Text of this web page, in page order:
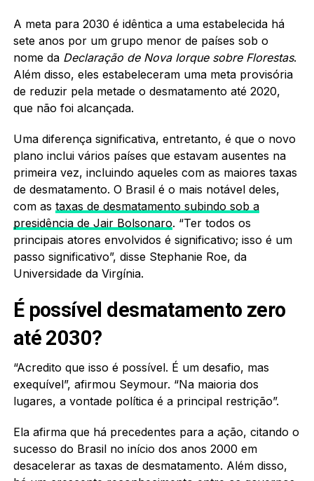
A meta para 2030 é idêntica a uma estabelecida há
sete anos por um grupo menor de países sob o
nome da Declaração de Nova Iorque sobre Florestas.
Além disso, eles estabeleceram uma meta provisória
de reduzir pela metade o desmatamento até 2020,
que não foi alcançada.
Uma diferença significativa, entretanto, é que o novo
plano inclui vários países que estavam ausentes na
primeira vez, incluindo aqueles com as maiores taxas
de desmatamento. O Brasil é o mais notável deles,
com as taxas de desmatamento subindo sob a
presidência de Jair Bolsonaro. “Ter todos os
principais atores envolvidos é significativo; isso é um
passo significativo”, disse Stephanie Roe, da
Universidade da Virgínia.
É possível desmatamento zero
até 2030?
“Acredito que isso é possível. É um desafio, mas
exequível”, afirmou Seymour. “Na maioria dos
lugares, a vontade política é a principal restrição”.
Ela afirma que há precedentes para a ação, citando o
sucesso do Brasil no início dos anos 2000 em
desacelerar as taxas de desmatamento. Além disso,